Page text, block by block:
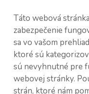
Táto webová
zabezpečenie
sa vo vašom
ktoré sú
sú nevyhnutné pre
webovej stránky.
strán, ktoré nám